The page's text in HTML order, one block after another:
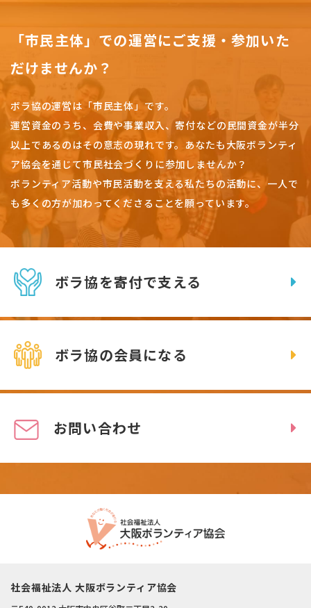
「市民主体」での運営にご支援・参加いた
だけませんか？
ボラ協の運営は「市民主体」です。
運営資金のうち、会費や事業収入、寄付などの民間資金が半分
以上であるのはその意志の現れです。 あなたも大阪ボランティ
ア協会を通じて市民社会づくりに参加しませんか？
ボランティア活動や市民活動を支える私たちの活動に、一人で
も多くの方が加わってくださることを願っています。
ボラ協を寄付で支える
ボラ協の会員になる
お問い合わせ
社会福祉法人 大阪ボランティア協会